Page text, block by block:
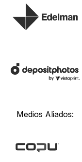
Medios Aliados: